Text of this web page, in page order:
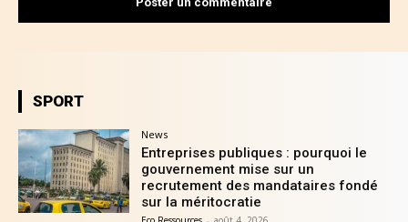
SPORT
News
Entreprises publiques : pourquoi le
gouvernement mise sur un
recrutement des mandataires fondé
sur la méritocratie